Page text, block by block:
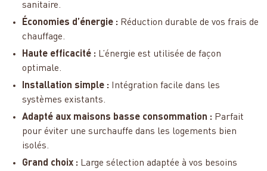
sanitaire.
Économies d’énergie : Réduction durable de vos frais de
chauffage.
Haute efficacité : L’énergie est utilisée de façon
optimale.
Installation simple : Intégration facile dans les
systèmes existants.
Adapté aux maisons basse consommation : Parfait
pour éviter une surchauffe dans les logements bien
isolés.
Grand choix : Large sélection adaptée à vos besoins